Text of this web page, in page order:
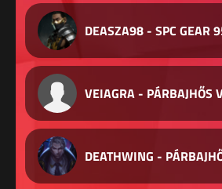
DEASZA98 - SPC GEAR
VEIAGRA - PÁRBAJHŐS
DEATHWING -